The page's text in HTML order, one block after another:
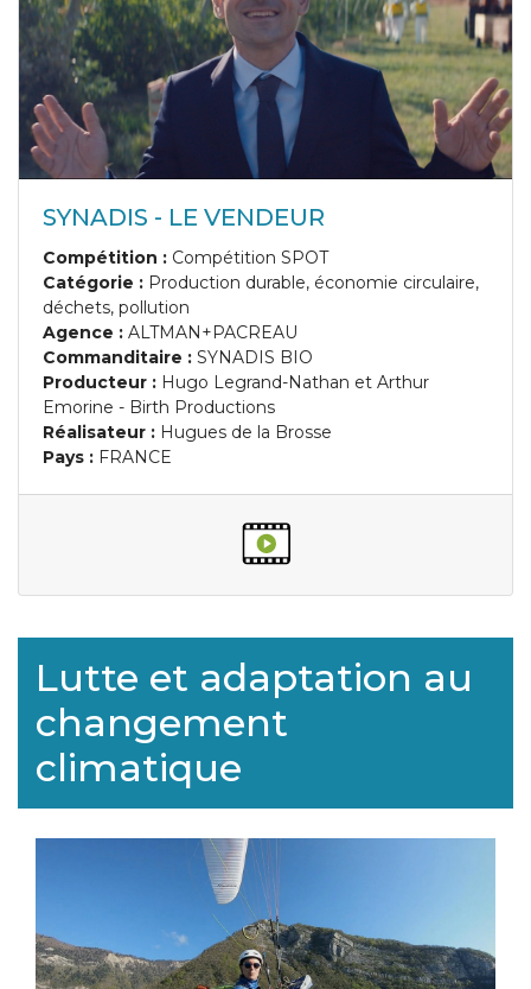
SYNADIS - LE VENDEUR
Compétition : Compétition SPOT
Catégorie : Production durable, économie circulaire,
déchets, pollution
Agence : ALTMAN+PACREAU
Commanditaire : SYNADIS BIO
Producteur : Hugo Legrand-Nathan et Arthur
Emorine - Birth Productions
Réalisateur : Hugues de la Brosse
Pays : FRANCE
Lutte et adaptation au
changement
climatique